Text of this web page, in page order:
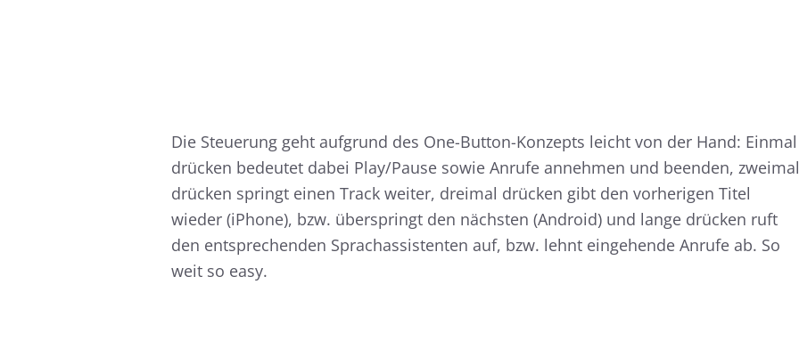
Die Steuerung geht aufgrund des One-Button-Konzepts leicht von der Hand: Einmal
drücken bedeutet dabei Play/Pause sowie Anrufe annehmen und beenden, zweimal
drücken springt einen Track weiter, dreimal drücken gibt den vorherigen Titel
wieder (iPhone), bzw. überspringt den nächsten (Android) und lange drücken ruft
den entsprechenden Sprachassistenten auf, bzw. lehnt eingehende Anrufe ab. So
weit so easy.